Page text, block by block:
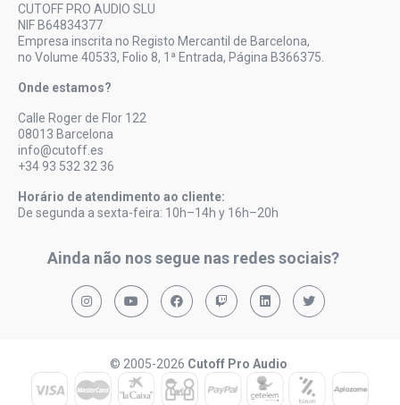
CUTOFF PRO AUDIO SLU
NIF B64834377
Empresa inscrita no Registo Mercantil de Barcelona,
no Volume 40533, Folio 8, 1ª Entrada, Página B366375.
Onde estamos?
Calle Roger de Flor 122
08013 Barcelona
info@cutoff.es
+34 93 532 32 36
Horário de atendimento ao cliente:
De segunda a sexta-feira: 10h–14h y 16h–20h
Ainda não nos segue nas redes sociais?
© 2005-2026 Cutoff Pro Audio